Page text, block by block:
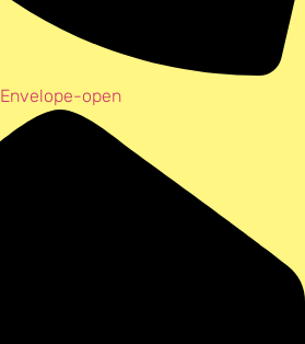
Envelope-open